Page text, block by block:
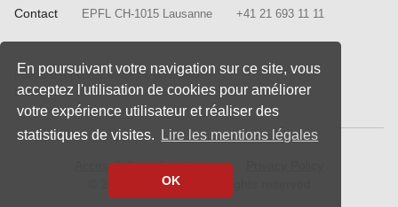
Contact EPFL CH-1015 Lausanne +41 21 693 11 11
Follow the pulses of EPFL on social
networks
Follow us on LinkedIn.
Accessibility Legal notice
© 2020 - 2026 EPFL, all rights reserved
En poursuivant votre navigation sur ce site, vous
acceptez l'utilisation de cookies pour améliorer
votre expérience utilisateur et réaliser des
statistiques de visites.
Lire les mentions légales
OK